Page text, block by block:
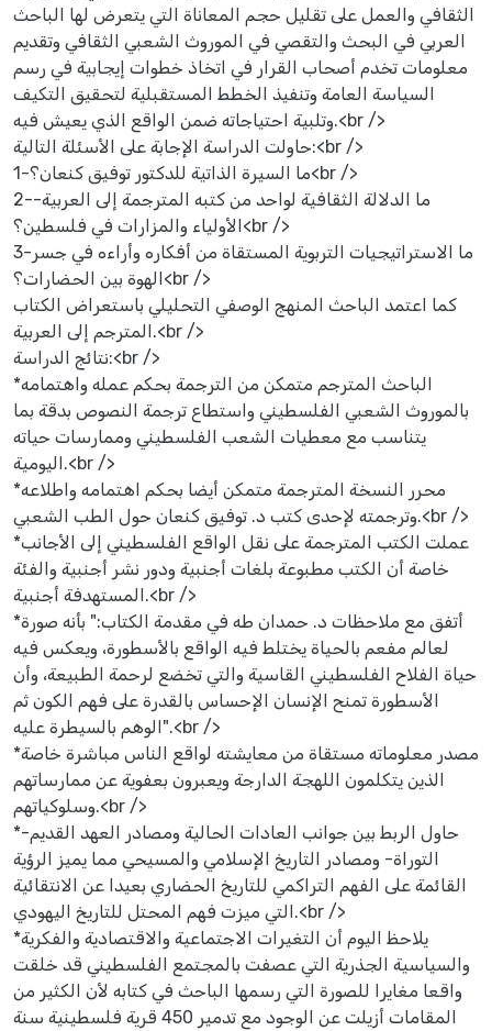
الثقافي والعمل على تقليل حجم المعاناة التي يتعرض لها الباحث
العربي في البحث والتقصي في الموروث الشعبي الثقافي وتقديم
معلومات تخدم أصحاب القرار في اتخاذ خطوات إيجابية في رسم
السياسة العامة وتنفيذ الخطط المستقبلية لتحقيق التكيف
وتلبية احتياجاته ضمن الواقع الذي يعيش فيه.<br />
حاولت الدراسة الإجابة على الأسئلة التالية:<br />
1-ما السيرة الذاتية للدكتور توفيق كنعان؟<br />
2-ما الدلالة الثقافية لواحد من كتبه المترجمة إلى العربية-
الأولياء والمزارات في فلسطين؟<br />
3-ما الاستراتيجيات التربوية المستقاة من أفكاره وأراءه في جسر
الهوة بين الحضارات؟<br />
كما اعتمد الباحث المنهج الوصفي التحليلي باستعراض الكتاب
المترجم إلى العربية.<br />
نتائج الدراسة:<br />
*الباحث المترجم متمكن من الترجمة بحكم عمله واهتمامه
بالموروث الشعبي الفلسطيني واستطاع ترجمة النصوص بدقة بما
يتناسب مع معطيات الشعب الفلسطيني وممارسات حياته
اليومية.<br />
*محرر النسخة المترجمة متمكن أيضا بحكم اهتمامه واطلاعه
وترجمته لإحدى كتب د. توفيق كنعان حول الطب الشعبي.<br />
*عملت الكتب المترجمة على نقل الواقع الفلسطيني إلى الأجانب
خاصة أن الكتب مطبوعة بلغات أجنبية ودور نشر أجنبية والفئة
المستهدفة أجنبية.<br />
*أتفق مع ملاحظات د. حمدان طه في مقدمة الكتاب:" بأنه صورة
لعالم مفعم بالحياة يختلط فيه الواقع بالأسطورة، ويعكس فيه
حياة الفلاح الفلسطيني القاسية والتي تخضع لرحمة الطبيعة، وأن
الأسطورة تمنح الإنسان الإحساس بالقدرة على فهم الكون ثم
الوهم بالسيطرة عليه".<br />
*مصدر معلوماته مستقاة من معايشته لواقع الناس مباشرة خاصة
الذين يتكلمون اللهجة الدارجة ويعبرون بعفوية عن ممارساتهم
وسلوكياتهم.<br />
*حاول الربط بين جوانب العادات الحالية ومصادر العهد القديم-
التوراة- ومصادر التاريخ الإسلامي والمسيحي مما يميز الرؤية
القائمة على الفهم التراكمي للتاريخ الحضاري بعيدا عن الانتقائية
التي ميزت فهم المحتل للتاريخ اليهودي.<br />
*يلاحظ اليوم أن التغيرات الاجتماعية والاقتصادية والفكرية
والسياسية الجذرية التي عصفت بالمجتمع الفلسطيني قد خلقت
واقعا مغايرا للصورة التي رسمها الباحث في كتابه لأن الكثير من
المقامات أزيلت عن الوجود مع تدمير 450 قرية فلسطينية سنة